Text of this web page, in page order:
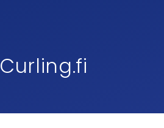
Curling.fi